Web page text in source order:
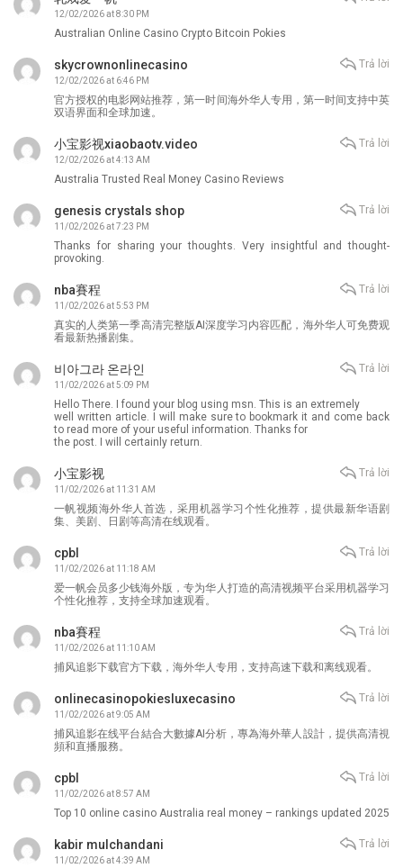
12/02/2026 at 8:30 PM
Australian Online Casino Crypto Bitcoin Pokies
skycrownonlinecasino
12/02/2026 at 6:46 PM
官方授权的电影网站推荐，第一时间海外华人专用，第一时间支持中英
双语界面和全球加速。
Trả lời
小宝影视xiaobaotv.video
12/02/2026 at 4:13 AM
Australia Trusted Real Money Casino Reviews
Trả lời
genesis crystals shop
11/02/2026 at 7:23 PM
Thanks for sharing your thoughts. Very insightful and thought-
provoking.
Trả lời
nba賽程
11/02/2026 at 5:53 PM
真实的人类第一季高清完整版AI深度学习内容匹配，海外华人可免费观
看最新热播剧集。
Trả lời
비아그라 온라인
11/02/2026 at 5:09 PM
Hello There. I found your blog using msn. This is an extremely
well written article. I will make sure to bookmark it and come back
to read more of your useful information. Thanks for
the post. I will certainly return.
Trả lời
小宝影视
11/02/2026 at 11:31 AM
一帆视频海外华人首选，采用机器学习个性化推荐，提供最新华语剧
集、美剧、日剧等高清在线观看。
Trả lời
cpbl
11/02/2026 at 11:18 AM
爱一帆会员多少钱海外版，专为华人打造的高清视频平台采用机器学习
个性化推荐，支持全球加速观看。
Trả lời
nba賽程
11/02/2026 at 11:10 AM
捕风追影下载官方下载，海外华人专用，支持高速下载和离线观看。
Trả lời
onlinecasinopokiesluxecasino
11/02/2026 at 9:05 AM
捕风追影在线平台結合大數據AI分析，專為海外華人設計，提供高清視
頻和直播服務。
Trả lời
cpbl
11/02/2026 at 8:57 AM
Top 10 online casino Australia real money – rankings updated 2025
Trả lời
kabir mulchandani
11/02/2026 at 4:39 AM
Trả lời